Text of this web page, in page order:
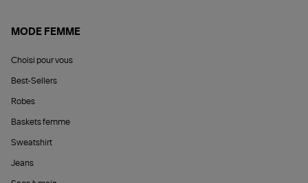
MODE FEMME
Choisi pour vous
Best-Sellers
Robes
Baskets femme
Sweatshirt
Jeans